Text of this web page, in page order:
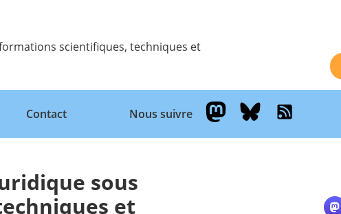
scientifiques, techniques et
Contact Nous suivre
sous
et